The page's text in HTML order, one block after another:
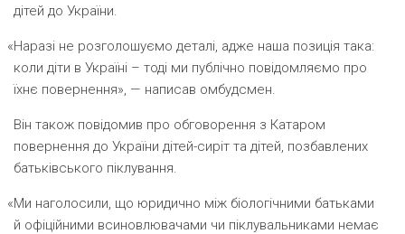
дітей до України.
«Наразі не розголошуємо деталі, адже наша позиція така:
коли діти в Україні – тоді ми публічно повідомляємо про
їхнє повернення», — написав омбудсмен.
Він також повідомив про обговорення з Катаром
повернення до України дітей-сиріт та дітей, позбавлених
батьківського піклування.
«Ми наголосили, що юридично між біологічними батьками
й офіційними всиновлювачами чи піклувальниками немає